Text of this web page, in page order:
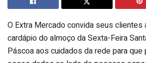
O Extra Mercado convida seus clientes
cardápio do almoço da Sexta-Feira
Páscoa aos cuidados da rede para